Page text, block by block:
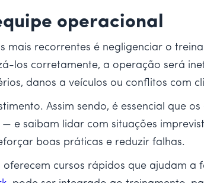
operacional
mais recorrentes é negligenciar o
los corretamente, a operação será
danos a veículos ou conflitos com
Assim sendo, é essencial que
e saibam lidar com situações
boas práticas e reduzir falhas.
oferecem cursos rápidos que ajudam a